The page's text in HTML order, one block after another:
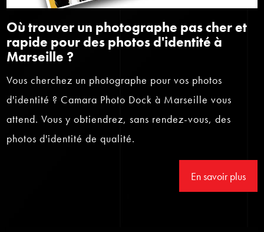
Où trouver un photographe pas cher et
rapide pour des photos d'identité à
Marseille ?
Vous cherchez un photographe pour vos photos
d'identité ? Camara Photo Dock à Marseille vous
attend. Vous y obtiendrez, sans rendez-vous, des
photos d'identité de qualité.
En savoir plus